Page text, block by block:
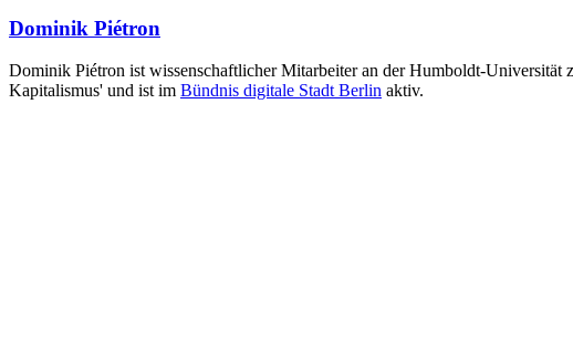
Dominik Piétron
Dominik Piétron ist wissenschaftlicher Mitarbeiter an der Humboldt-
Kapitalismus' und ist im Bündnis digitale Stadt Berlin aktiv.